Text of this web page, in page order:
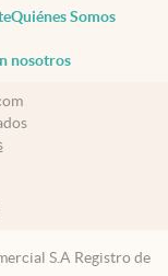
Quiénes Somos
nosotros
S.A Registro de